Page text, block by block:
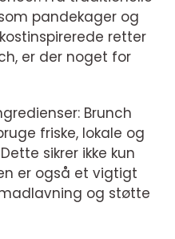
pandekager og
retter
er der noget for
Brunch
friske, lokale og
sikrer ikke kun
er også et vigtigt
og støtte